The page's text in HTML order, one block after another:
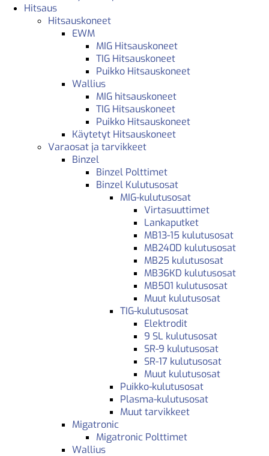
Hitsaus
Hitsauskoneet
EWM
MIG Hitsauskoneet
TIG Hitsauskoneet
Puikko Hitsauskoneet
Wallius
MIG hitsauskoneet
TIG Hitsauskoneet
Puikko Hitsauskoneet
Käytetyt Hitsauskoneet
Varaosat ja tarvikkeet
Binzel
Binzel Polttimet
Binzel Kulutusosat
MIG-kulutusosat
Virtasuuttimet
Lankaputket
MB13-15 kulutusosat
MB240D kulutusosat
MB25 kulutusosat
MB36KD kulutusosat
MB501 kulutusosat
Muut kulutusosat
TIG-kulutusosat
Elektrodit
9 SL kulutusosat
SR-9 kulutusosat
SR-17 kulutusosat
Muut kulutusosat
Puikko-kulutusosat
Plasma-kulutusosat
Muut tarvikkeet
Migatronic
Migatronic Polttimet
Wallius